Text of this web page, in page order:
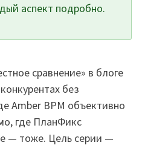
аспект подробно.
сравнение» в блоге
без
Amber BPM объективно
где ПланФикс
— тоже. Цель серии —